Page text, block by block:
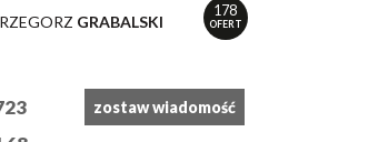
178
OFERT
GRABALSKI
zostaw wiadomość